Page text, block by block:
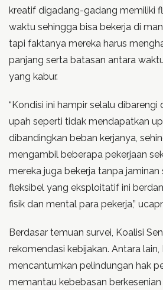
kreatif digadang-gadang memiliki
waktu sehingga bisa bekerja di
tapi faktanya mereka harus
panjang serta batasan antara
yang kabur.
“Kondisi ini hampir selalu dibarengi
upah seperti tidak mendapatkan
dibandingkan beban kerjanya,
mengambil beberapa pekerjaan
mereka juga bekerja tanpa jaminan
fleksibel yang eksploitatif ini
fisik dan mental para pekerja,”
Berdasar temuan survei, Koalisi
rekomendasi kebijakan. Antara
mencantumkan pelindungan hak
memantau kebebasan